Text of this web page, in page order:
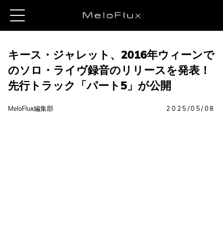
キース・ジャレット、2016年ウィーンで
のソロ・ライヴ録音のリリースを発表！
先行トラック「パート5」が公開
MeloFlux編集部 2025/05/08